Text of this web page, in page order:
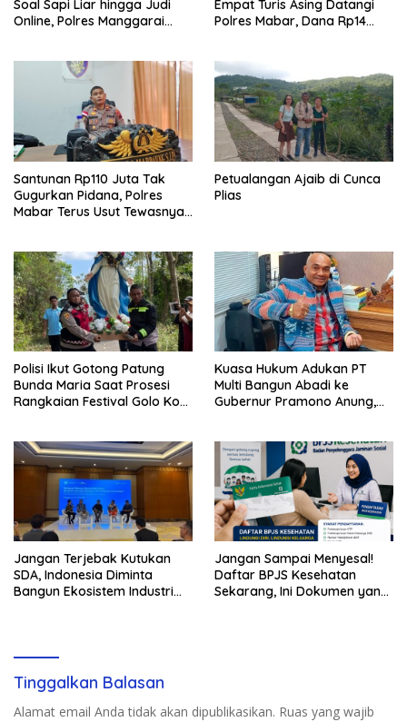
Soal Sapi Liar hingga Judi
Online, Polres Manggarai
Empat Turis Asing Datangi
Polres Mabar, Dana Rp14
Santunan Rp110 Juta Tak
Gugurkan Pidana, Polres
Mabar Terus Usut Tewasnya
Petualangan Ajaib di Cunca
Plias
Polisi Ikut Gotong Patung
Bunda Maria Saat Prosesi
Rangkaian Festival Golo Koe
Kuasa Hukum Adukan PT
Multi Bangun Abadi ke
Gubernur Pramono Anung,
Jangan Terjebak Kutukan
SDA, Indonesia Diminta
Bangun Ekosistem Industri
Jangan Sampai Menyesal!
Daftar BPJS Kesehatan
Sekarang, Ini Dokumen yang
Tinggalkan Balasan
Alamat email Anda tidak akan dipublikasikan. Ruas yang wajib